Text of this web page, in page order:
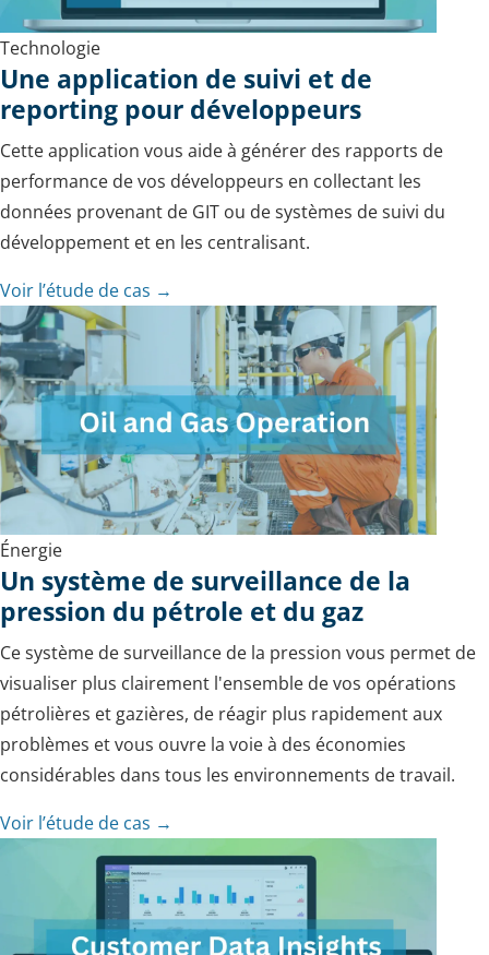
Technologie
Une application de suivi et de
reporting pour développeurs
Cette application vous aide à générer des rapports de
performance de vos développeurs en collectant les
données provenant de GIT ou de systèmes de suivi du
développement et en les centralisant.
Voir l’étude de cas →
Énergie
Un système de surveillance de la
pression du pétrole et du gaz
Ce système de surveillance de la pression vous permet de
visualiser plus clairement l'ensemble de vos opérations
pétrolières et gazières, de réagir plus rapidement aux
problèmes et vous ouvre la voie à des économies
considérables dans tous les environnements de travail.
Voir l’étude de cas →